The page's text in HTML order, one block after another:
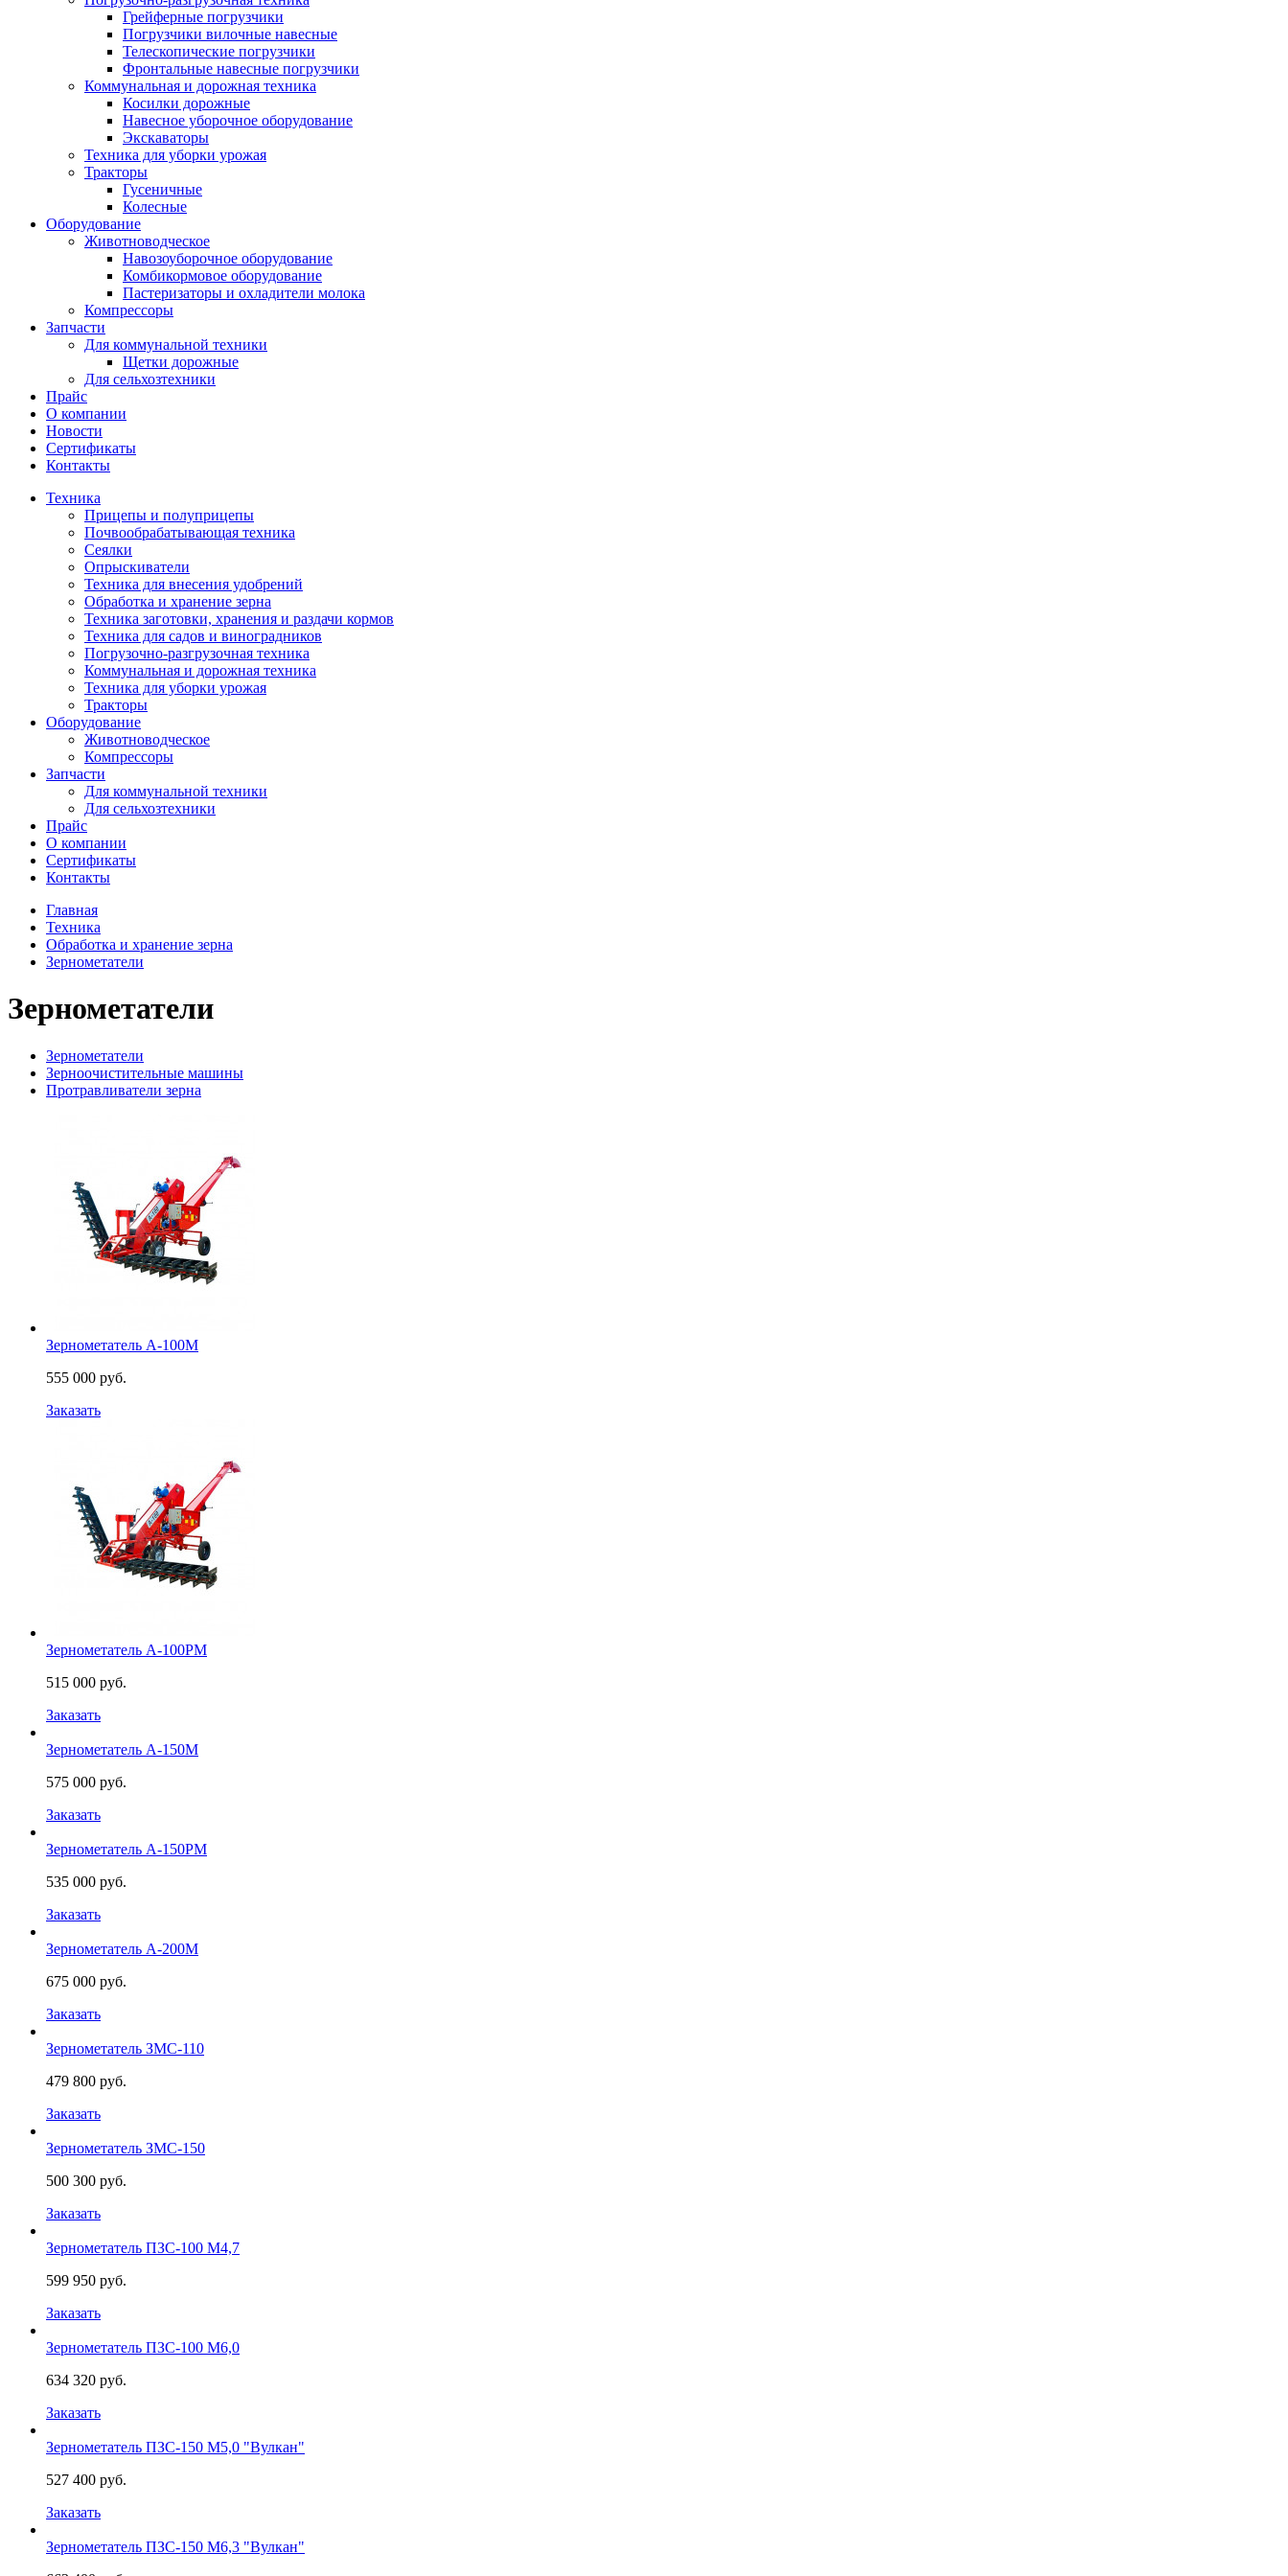
Грейферные погрузчики
Погрузчики вилочные навесные
Телескопические погрузчики
Фронтальные навесные погрузчики
Коммунальная и дорожная техника
Косилки дорожные
Навесное уборочное оборудование
Экскаваторы
Техника для уборки урожая
Тракторы
Гусеничные
Колесные
Оборудование
Животноводческое
Навозоуборочное оборудование
Комбикормовое оборудование
Пастеризаторы и охладители молока
Компрессоры
Запчасти
Для коммунальной техники
Щетки дорожные
Для сельхозтехники
Прайс
О компании
Новости
Сертификаты
Контакты
Техника
Прицепы и полуприцепы
Почвообрабатывающая техника
Сеялки
Опрыскиватели
Техника для внесения удобрений
Обработка и хранение зерна
Техника заготовки, хранения и раздачи кормов
Техника для садов и виноградников
Погрузочно-разгрузочная техника
Коммунальная и дорожная техника
Техника для уборки урожая
Тракторы
Оборудование
Животноводческое
Компрессоры
Запчасти
Для коммунальной техники
Для сельхозтехники
Прайс
О компании
Сертификаты
Контакты
Главная
Техника
Обработка и хранение зерна
Зернометатели
Зернометатели
Зернометатели
Зерноочистительные машины
Протравливатели зерна
Зернометатель А-100М
555 000 руб.
Заказать
Зернометатель А-100РМ
515 000 руб.
Заказать
Зернометатель А-150М
575 000 руб.
Заказать
Зернометатель А-150РМ
535 000 руб.
Заказать
Зернометатель А-200М
675 000 руб.
Заказать
Зернометатель ЗМС-110
479 800 руб.
Заказать
Зернометатель ЗМС-150
500 300 руб.
Заказать
Зернометатель ПЗС-100 М4,7
599 950 руб.
Заказать
Зернометатель ПЗС-100 М6,0
634 320 руб.
Заказать
Зернометатель ПЗС-150 М5,0 "Вулкан"
527 400 руб.
Заказать
Зернометатель ПЗС-150 М6,3 "Вулкан"